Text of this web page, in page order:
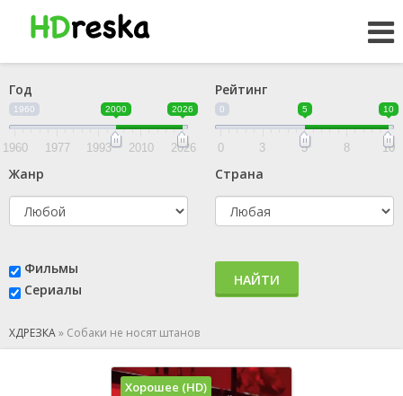
Год
1960 2000 2026
1960 1977 1993 2010 2026
Рейтинг
0 5 10
0 3 5 8 10
Жанр Страна
Фильмы
Сериалы
НАЙТИ
ХДРЕЗКА» Собаки не носят штанов
Хорошее (HD)